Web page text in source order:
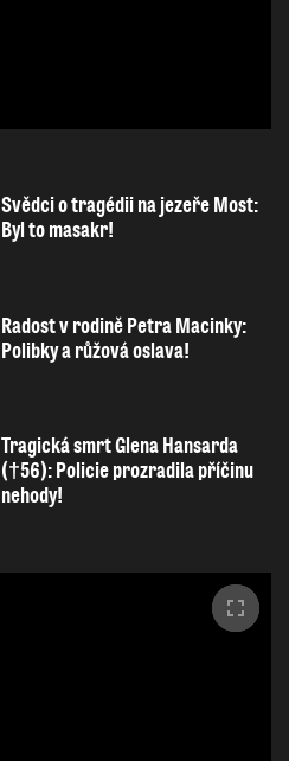
Svědci o tragédii na jezeře Most:
Byl to masakr!
Radost v rodině Petra Macinky:
Polibky a růžová oslava!
Tragická smrt Glena Hansarda
(†56): Policie prozradila příčinu
nehody!